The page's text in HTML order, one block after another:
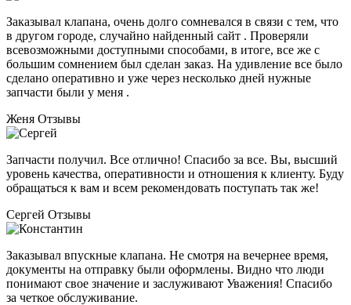
Заказывал клапана, очень долго сомневался в связи с тем, что
в другом городе, случайно найденный сайт . Проверяли
всевозможными доступными способами, в итоге, все же с
большим сомнением был сделан заказ. На удивление все было
сделано оперативно и уже через несколько дней нужные
запчасти были у меня .
Женя Отзывы
Запчасти получил. Все отлично! Спасибо за все. Вы, высший
уровень качества, оперативности и отношения к клиенту. Буду
обращаться к вам и всем рекомендовать поступать так же!
Сергей Отзывы
Заказывал впускные клапана. Не смотря на вечернее время,
документы на отправку были оформлены. Видно что люди
понимают свое значение и заслуживают Уважения! Спасибо
за четкое обслуживание.